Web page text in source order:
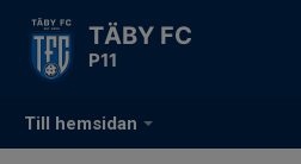
Till hemsidan
TÄBY FC
P11